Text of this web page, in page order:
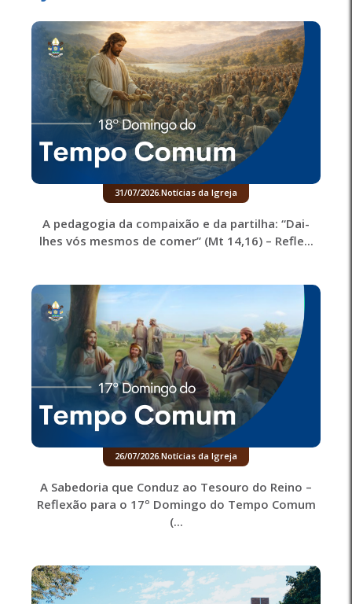
31/07/2026.Notícias da Igreja
A pedagogia da compaixão e da partilha: “Dai-
lhes vós mesmos de comer” (Mt 14,16) – Refle...
26/07/2026.Notícias da Igreja
A Sabedoria que Conduz ao Tesouro do Reino –
Reflexão para o 17º Domingo do Tempo Comum
(...